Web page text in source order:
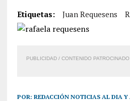
Etiquetas: Juan Requesens
PUBLICIDAD / CONTENIDO PATROCINADO
POR: REDACCIÓN NOTICIAS AL DIA